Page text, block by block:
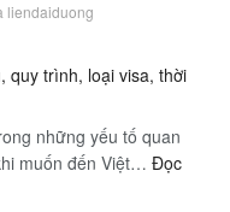
liendaiduong
quy trình, loại visa, thời
những yếu tố quan
muốn đến Việt… Đọc